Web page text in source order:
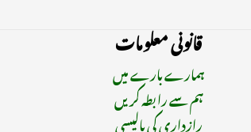
قانونی معلومات
ہمارے بارے میں
ہم سے رابطہ کریں
رازداری کی پالیسی